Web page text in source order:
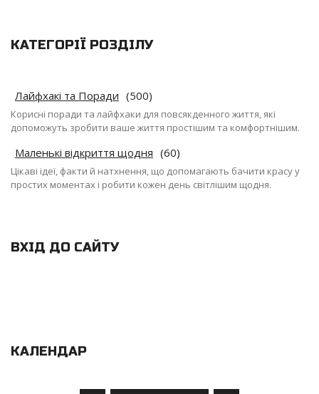
КАТЕГОРІЇ РОЗДІЛУ
Лайфхакі та Поради (500)
Корисні поради та лайфхаки для повсякденного життя, які
допоможуть зробити ваше життя простішим та комфортнішим.
Маленькі відкриття щодня (60)
Цікаві ідеї, факти й натхнення, що допомагають бачити красу у
простих моментах і робити кожен день світлішим щодня.
ВХІД ДО САЙТУ
КАЛЕНДАР